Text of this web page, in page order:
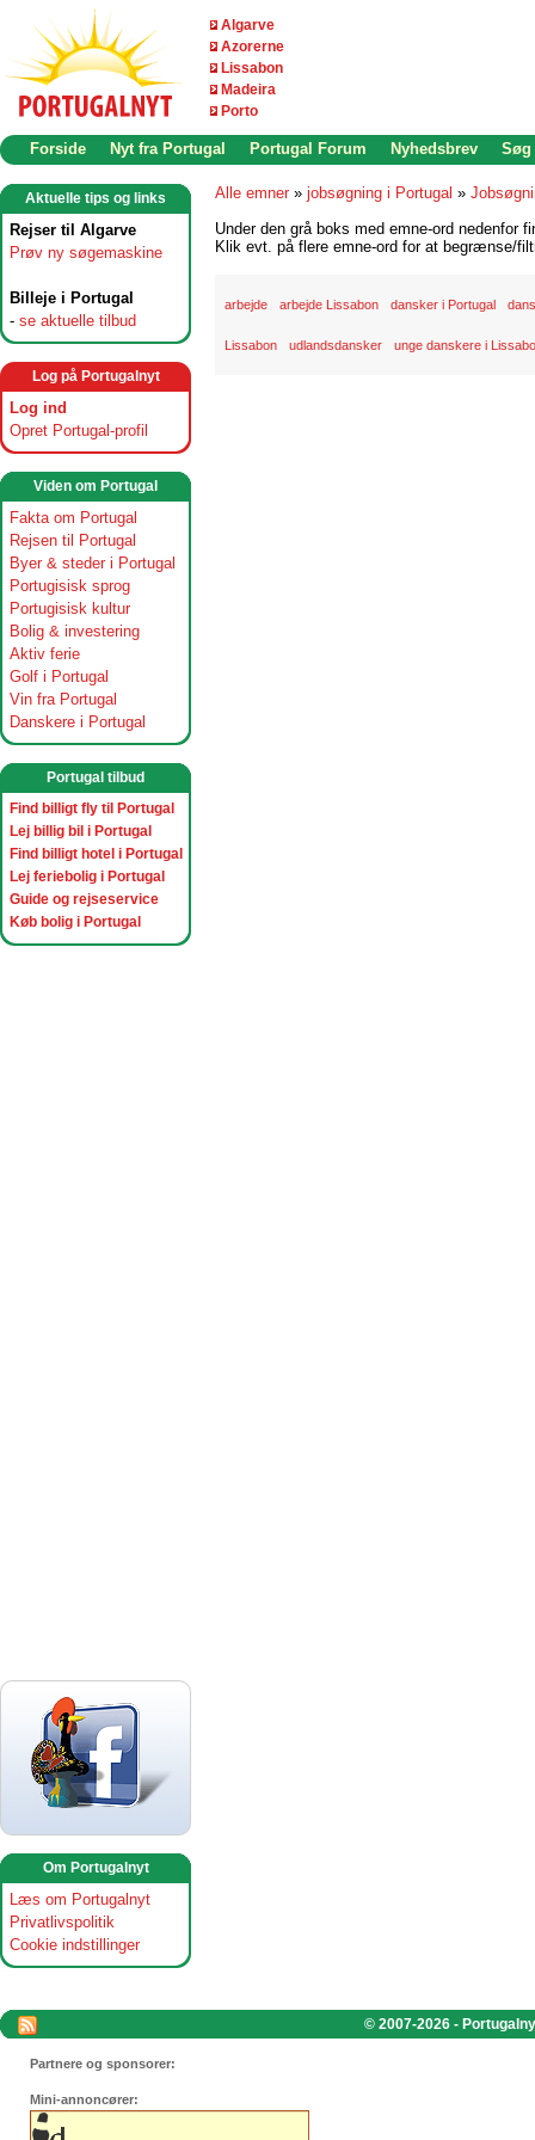
Algarve
Azorerne
Lissabon
Madeira
Porto
Forside Nyt fra Portugal Portugal Forum Nyhedsbrev Søg
Aktuelle tips og links
Rejser til Algarve
Prøv ny søgemaskine
Billeje i Portugal
- se aktuelle tilbud
Log på Portugalnyt
Log ind
Opret Portugal-profil
Viden om Portugal
Fakta om Portugal
Rejsen til Portugal
Byer & steder i Portugal
Portugisisk sprog
Portugisisk kultur
Bolig & investering
Aktiv ferie
Golf i Portugal
Vin fra Portugal
Danskere i Portugal
Portugal tilbud
Find billigt fly til Portugal
Lej billig bil i Portugal
Find billigt hotel i Portugal
Lej feriebolig i Portugal
Guide og rejseservice
Køb bolig i Portugal
Om Portugalnyt
Læs om Portugalnyt
Privatlivspolitik
Cookie indstillinger
Alle emner » jobsøgning i Portugal »
Under den grå boks med emne-ord nedenfor
Klik evt. på flere emne-ord for at begrænse/
arbejde arbejde Lissabon dansker i Portugal
Lissabon udlandsdansker unge danskere i
© 2007-2026 -
Partnere og sponsorer:
Mini-annoncører: